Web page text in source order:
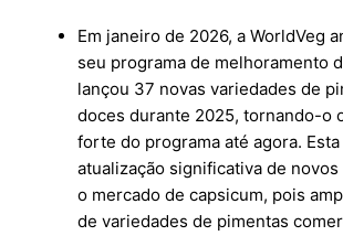
Em janeiro de 2026, a WorldVeg
seu programa de melhoramento
lançou 37 novas variedades de
doces durante 2025, tornando-o
forte do programa até agora.
atualização significativa de
o mercado de capsicum, pois
de variedades de pimentas